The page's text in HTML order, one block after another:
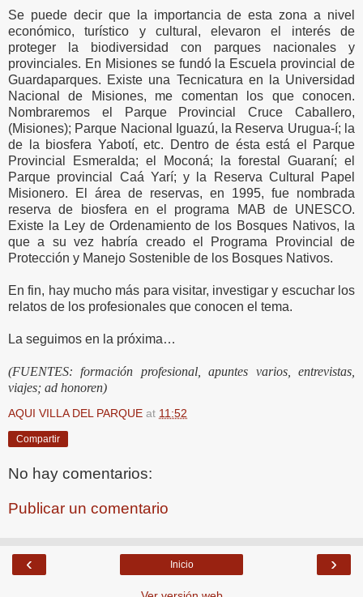
Se puede decir que la importancia de esta zona a nivel
económico, turístico y cultural, elevaron el interés de
proteger la biodiversidad con parques nacionales y
provinciales. En Misiones se fundó la Escuela provincial de
Guardaparques. Existe una Tecnicatura en la Universidad
Nacional de Misiones, me comentan los que conocen.
Nombraremos el Parque Provincial Cruce Caballero,
(Misiones); Parque Nacional Iguazú, la Reserva Urugua-í; la
de la biosfera Yabotí, etc. Dentro de ésta está el Parque
Provincial Esmeralda; el Moconá; la forestal Guaraní; el
Parque provincial Caá Yarí; y la Reserva Cultural Papel
Misionero. El área de reservas, en 1995, fue nombrada
reserva de biosfera en el programa MAB de UNESCO.
Existe la Ley de Ordenamiento de los Bosques Nativos, la
que a su vez habría creado el Programa Provincial de
Protección y Manejo Sostenible de los Bosques Nativos.
En fin, hay mucho más para visitar, investigar y escuchar los
relatos de los profesionales que conocen el tema.
La seguimos en la próxima…
(FUENTES: formación profesional, apuntes varios, entrevistas,
viajes; ad honoren)
AQUI VILLA DEL PARQUE at 11:52
Compartir
No hay comentarios:
Publicar un comentario
‹ ›
Inicio